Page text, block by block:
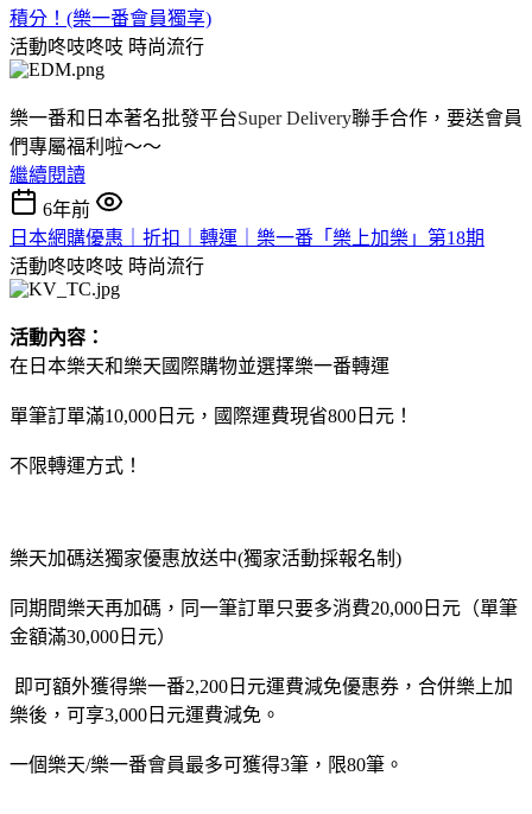
積分！(樂一番會員獨享)
活動咚吱咚吱 時尚流行
樂一番和日本著名批發平台Super Delivery聯手合作，要送會員
們專屬福利啦～～
繼續閱讀
6年前
日本網購優惠｜折扣｜轉運｜樂一番「樂上加樂」第18期
活動咚吱咚吱 時尚流行
活動內容：
在日本樂天和樂天國際購物並選擇樂一番轉運
單筆訂單滿10,000日元，國際運費現省800日元！
不限轉運方式！
樂天加碼送獨家優惠放送中(獨家活動採報名制)
同期間樂天再加碼，同一筆訂單只要多消費20,000日元（單筆
金額滿30,000日元）
即可額外獲得樂一番2,200日元運費減免優惠券，合併樂上加
樂後，可享3,000日元運費減免。
一個樂天/樂一番會員最多可獲得3筆，限80筆。